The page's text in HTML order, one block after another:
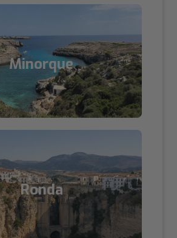
Minorque
Ronda